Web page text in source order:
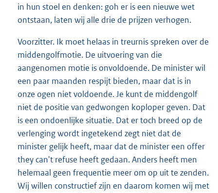
in hun stoel en denken: goh er is een nieuwe wet
ontstaan, laten wij alle drie de prijzen verhogen.
Voorzitter. Ik moet helaas in treurnis spreken over de
middengolfmotie. De uitvoering van die
aangenomen motie is onvoldoende. De minister wil
een paar maanden respijt bieden, maar dat is in
onze ogen niet voldoende. Je kunt de middengolf
niet de positie van gedwongen koploper geven. Dat
is een ondoenlijke situatie. Dat er toch breed op de
verlenging wordt ingetekend zegt niet dat de
minister gelijk heeft, maar dat de minister een offer
they can't refuse heeft gedaan. Anders heeft men
helemaal geen frequentie meer om op uit te zenden.
Wij willen constructief zijn en daarom komen wij met